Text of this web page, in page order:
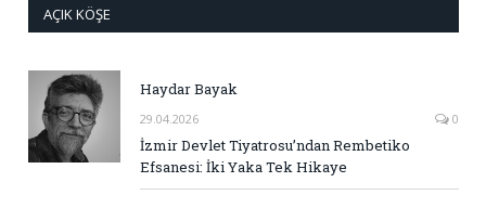
AÇIK KÖŞE
Haydar Bayak
29.04.2026 0
İzmir Devlet Tiyatrosu’ndan Rembetiko
Efsanesi: İki Yaka Tek Hikaye